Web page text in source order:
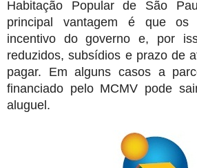
Habitação Popular de São
principal vantagem é que os
incentivo do governo e, por
reduzidos, subsídios e prazo de
pagar. Em alguns casos a
financiado pelo MCMV pode
aluguel.